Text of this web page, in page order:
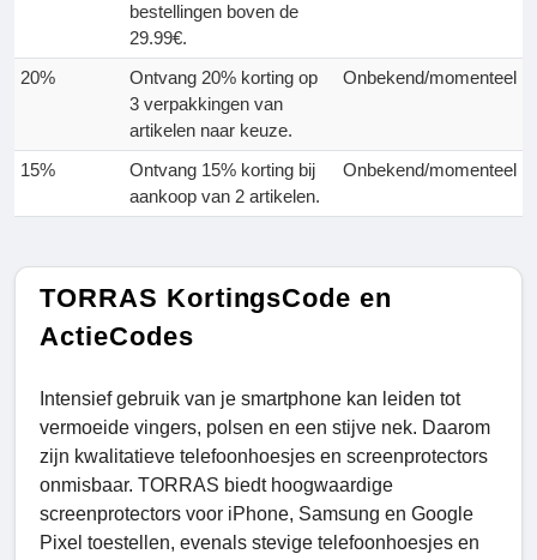
bestellingen boven de
29.99€.
20%
Ontvang 20% korting op
3 verpakkingen van
artikelen naar keuze.
Onbekend/momenteel
15%
Ontvang 15% korting bij
aankoop van 2 artikelen.
Onbekend/momenteel
TORRAS KortingsCode en
ActieCodes
Intensief gebruik van je smartphone kan leiden tot
vermoeide vingers, polsen en een stijve nek. Daarom
zijn kwalitatieve telefoonhoesjes en screenprotectors
onmisbaar. TORRAS biedt hoogwaardige
screenprotectors voor iPhone, Samsung en Google
Pixel toestellen, evenals stevige telefoonhoesjes en